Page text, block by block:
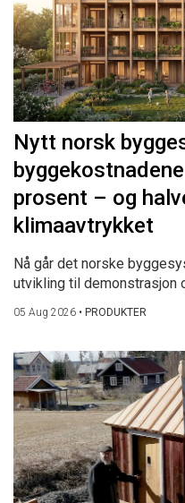
Nytt norsk
prosent – og
klimaavtrykket
Nå går det norske
utvikling til demonstrasjon
05 Aug 2026 • PRODUKTER